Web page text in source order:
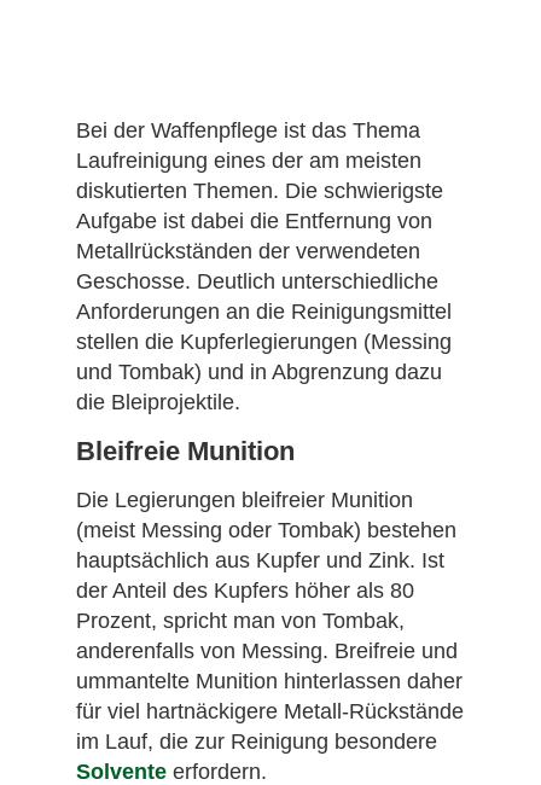
Bei der Waffenpflege ist das Thema
Laufreinigung eines der am meisten
diskutierten Themen. Die schwierigste
Aufgabe ist dabei die Entfernung von
Metallrückständen der verwendeten
Geschosse. Deutlich unterschiedliche
Anforderungen an die Reinigungsmittel
stellen die Kupferlegierungen (Messing
und Tombak) und in Abgrenzung dazu
die Bleiprojektile.
Bleifreie Munition
Die Legierungen bleifreier Munition
(meist Messing oder Tombak) bestehen
hauptsächlich aus Kupfer und Zink. Ist
der Anteil des Kupfers höher als 80
Prozent, spricht man von Tombak,
anderenfalls von Messing. Breifreie und
ummantelte Munition hinterlassen daher
für viel hartnäckigere Metall-Rückstände
im Lauf, die zur Reinigung besondere
Solvente erfordern.